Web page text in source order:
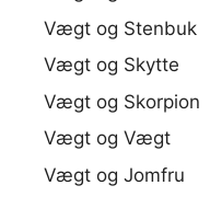
Vægt og Stenbuk
Vægt og Skytte
Vægt og Skorpion
Vægt og Vægt
Vægt og Jomfru